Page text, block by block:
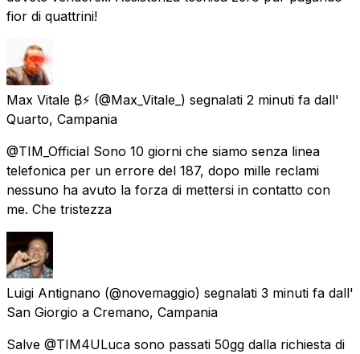
fior di quattrini!
Max Vitale ₿⚡ (@Max_Vitale_) segnalati 2 minuti fa dall'
Quarto, Campania
@TIM_Official Sono 10 giorni che siamo senza linea
telefonica per un errore del 187, dopo mille reclami
nessuno ha avuto la forza di mettersi in contatto con
me. Che tristezza
Luigi Antignano (@novemaggio) segnalati 3 minuti fa dall'
San Giorgio a Cremano, Campania
Salve @TIM4ULuca sono passati 50gg dalla richiesta di